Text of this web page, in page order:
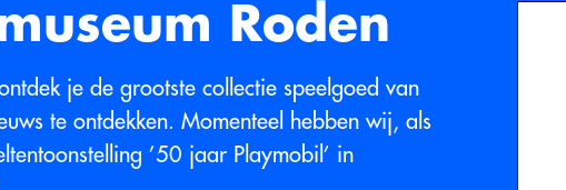
Roden
je de grootste collectie speelgoed van
te ontdekken. Momenteel hebben wij, als
’50 jaar Playmobil’ in